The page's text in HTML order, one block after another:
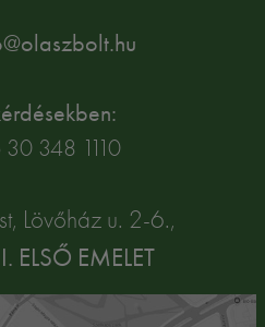
348 1110
Lövőház u. 2-6.,
EMELET